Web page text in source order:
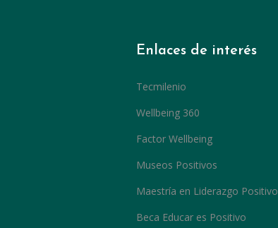
Enlaces de interés
Tecmilenio
Wellbeing 360
Factor Wellbeing
Museos Positivos
Maestría en Liderazgo Positivo
Beca Educar es Positivo